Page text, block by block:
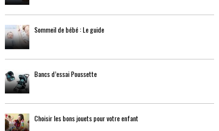
Sommeil de bébé : Le guide
Bancs d’essai Poussette
Choisir les bons jouets pour votre enfant